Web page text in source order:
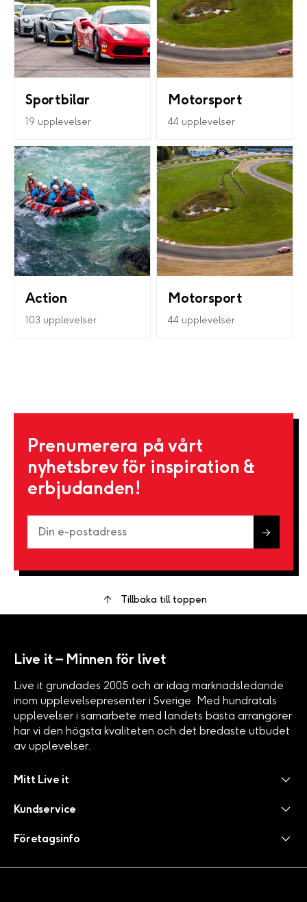
Sportbilar
19 upplevelser
Motorsport
44 upplevelser
Action
103 upplevelser
Motorsport
44 upplevelser
Prenumerera på vårt
nyhetsbrev för inspiration &
erbjudanden!
Tillbaka till toppen
Live it – Minnen för livet
Live it grundades 2005 och är idag marknadsledande
inom upplevelsepresenter i Sverige. Med hundratals
upplevelser i samarbete med landets bästa arrangörer
har vi den högsta kvaliteten och det bredaste utbudet
av upplevelser.
Mitt Live it
Kundservice
Företagsinfo